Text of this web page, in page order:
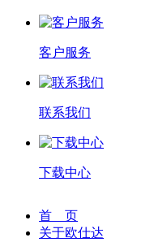
客户服务
联系我们
下载中心
首 页
关于欧仕达